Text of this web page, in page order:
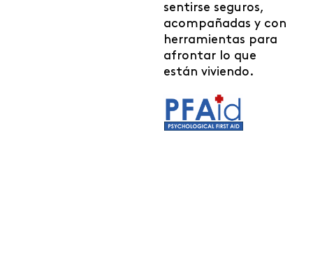
sentirse seguros,
acompañadas y con
herramientas para
afrontar lo que
están viviendo.